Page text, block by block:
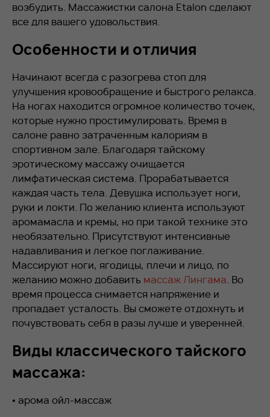
возбудить. Массажистки салона Etalon сделают
все для вашего удовольствия.
Особенности и отличия
Начинают всегда с разогрева стоп для
улучшения кровообращение и быстрого релакса.
На ногах находится огромное количество точек,
которые нужно простимулировать. Время в
салоне равно затраченным калориям в
спортивном зале. Благодаря тайскому
эротическому массажу очищается
лимфатическая система. Прорабатывается
каждая часть тела. Девушка использует ноги,
руки и локти. По желанию клиента используют
аромамасла и кремы, но при такой технике это
необязательно. Присутствуют интенсивные
надавливания и легкое поглаживание.
Массируют ноги, ягодицы, плечи и лицо, по
желанию можно добавить массаж Лингама. Во
время процесса снимается напряжение и
пропадает усталость. Вы сможете отдохнуть и
почувствовать себя в разы лучше и уверенней.
Виды классического тайского
массажа:
• арома ойл-массаж